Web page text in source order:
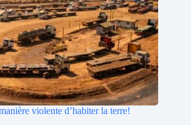
violente d’habiter la terre!